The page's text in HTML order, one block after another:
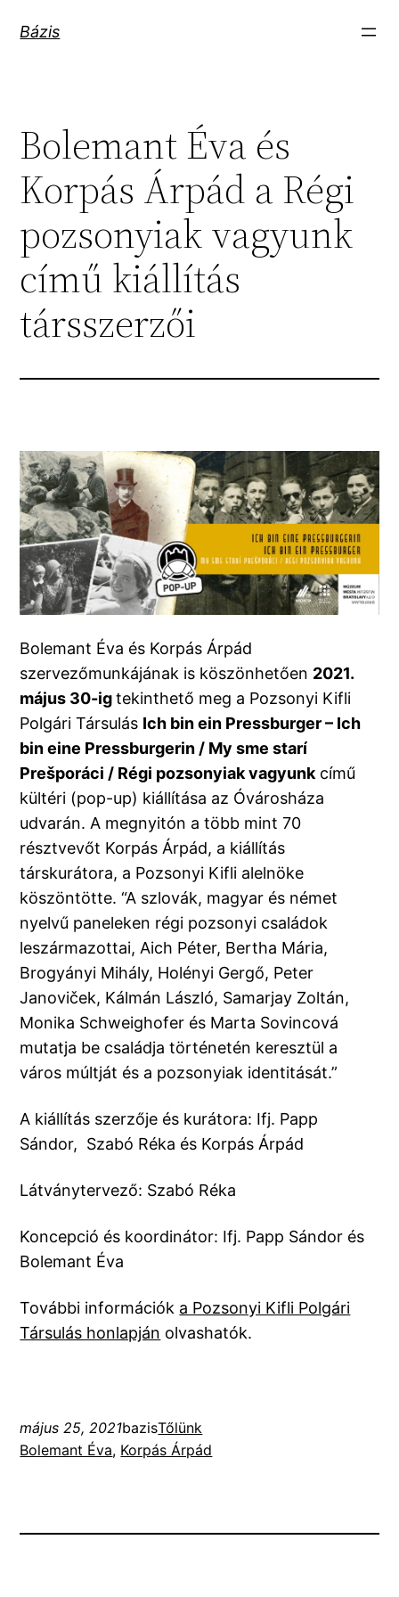
Bázis
Bolemant Éva és
Korpás Árpád a Régi
pozsonyiak vagyunk
című kiállítás
társszerzői
Bolemant Éva és Korpás Árpád
szervezőmunkájának is köszönhetően 2021.
május 30-igtekinthető meg a Pozsonyi Kifli
Polgári Társulás Ich bin ein Pressburger – Ich
bin eine Pressburgerin / My sme starí
Prešporáci / Régi pozsonyiak vagyunk című
kültéri (pop-up) kiállítása az Óvárosháza
udvarán. A megnyitón a több mint 70
résztvevőt Korpás Árpád, a kiállítás
társkurátora, a Pozsonyi Kifli alelnöke
köszöntötte. “A szlovák, magyar és német
nyelvű paneleken régi pozsonyi családok
leszármazottai, Aich Péter, Bertha Mária,
Brogyányi Mihály, Holényi Gergő, Peter
Janoviček, Kálmán László, Samarjay Zoltán,
Monika Schweighofer és Marta Sovincová
mutatja be családja történetén keresztül a
város múltját és a pozsonyiak identitását.”
A kiállítás szerzője és kurátora: Ifj. Papp
Sándor, Szabó Réka és Korpás Árpád
Látványtervező: Szabó Réka
Koncepció és koordinátor: Ifj. Papp Sándor és
Bolemant Éva
További információk a Pozsonyi Kifli Polgári
Társulás honlapján olvashatók.
május 25, 2021bazisTőlünk
Bolemant Éva, Korpás Árpád